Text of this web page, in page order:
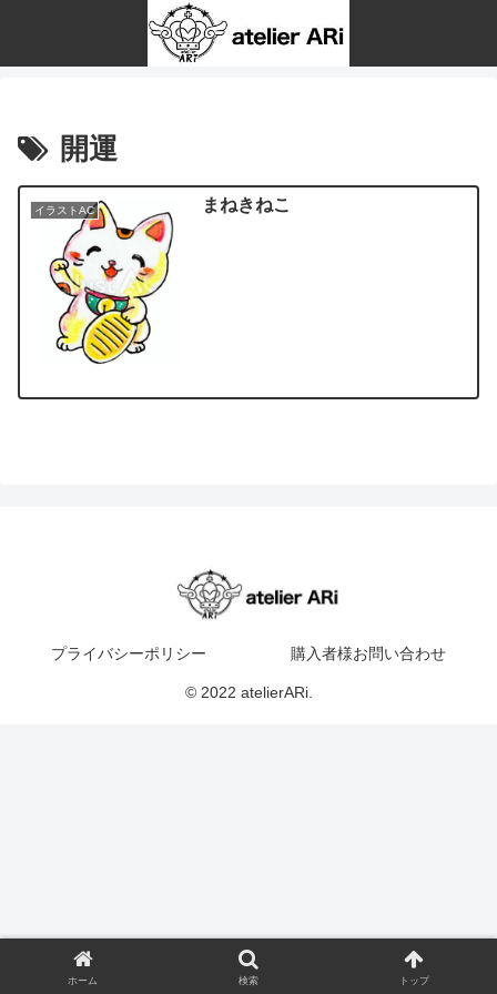
開運
イラストAC まねきねこ
プライバシーポリシー 購入者様お問い合わせ
© 2022 atelierARi.
ホーム 検索 トップ